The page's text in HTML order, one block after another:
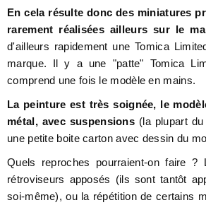
En cela résulte donc des miniatures
rarement réalisées ailleurs sur le
d'ailleurs rapidement une Tomica
marque. Il y a une "patte" Tomica
comprend une fois le modèle en mains.
La peinture est très soignée, le
métal, avec suspensions (la plupart
une petite boite carton avec dessin du
Quels reproches pourraient-on faire ?
rétroviseurs apposés (ils sont tantôt
soi-même), ou la répétition de certains